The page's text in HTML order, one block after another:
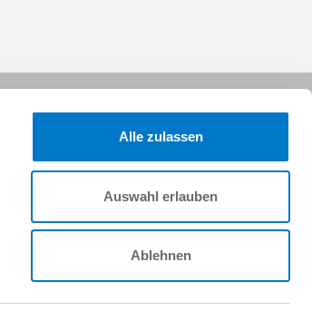
Alle zulassen
Auswahl erlauben
Ablehnen
Folgen Sie uns: